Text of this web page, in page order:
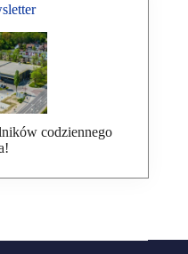
codziennego